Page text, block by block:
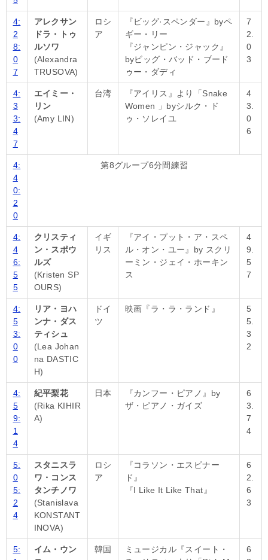
4:
2
8:
0
7
アレクサン
ドラ・トゥ
ルソワ
(Alexandra
TRUSOVA)
ロシ
ア
『ビッグ·スペンダー』byペ
ギー・リー
『ジャンピン・ジャック』
byビッグ・バッド・ブード
ゥー・ダディ
7
2.
0
3
4:
3
3:
4
7
エイミー・
リン
(Amy LIN)
台湾
『アイリス』より「Snake
Women 」byシルク・ド
ゥ・ソレイユ
4
3.
0
6
4:
4
0:
2
0
第8グループ6分間練習
4:
4
6:
5
5
クリスティ
ン・スポウ
ルズ
(Kristen SP
OURS)
イギ
リス
『アイ・プット・ア・スペ
ル・オン・ユー』by スクリ
ーミン・ジェイ・ホーキン
ス
4
9.
5
7
4:
5
3:
0
0
リア・ヨハ
ンナ・ダス
ティシュ
(Lea Johan
na DASTIC
H)
ドイ
ツ
映画『ラ・ラ・ランド』
5
5.
3
2
4:
5
9:
1
4
紀平梨花
(Rika KIHIR
A)
日本
『カンフー・ピアノ』by
ザ・ピアノ・ガイズ
6
3.
7
4
5:
0
5:
2
4
スタニスラ
ワ・コンス
タンチノワ
(Stanislava
KONSTANT
INOVA)
ロシ
ア
『コラソン・エスピナー
ド』
『I Like It Like That』
6
2.
6
3
5:
イム・ウン
韓国
ミュージカル『スイート・
6